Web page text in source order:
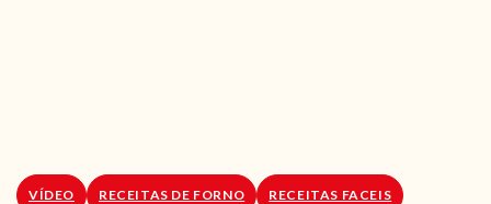
VÍDEO RECEITAS DE FORNO RECEITAS FACEIS